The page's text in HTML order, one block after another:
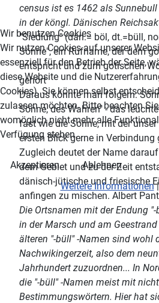
census ist es 1462 als
in der köngl. Dänischen
"Siedlung" (dan.= böl, dt.=büll,
Sönne", ein Rufname, der dem
entspricht und zum gotischen
gehört
Daraus könnte man folgern:
Sönne, des Wahren" - das
fast wie die Sonne, mit der
ersten Blick gerne in Verbindung
Zugleich deutet der Name
dem Gebiet und zu der Zeit
dänisch-jütische und friesische
anfingen zu mischen. Albert
Die Ortsnamen mit der Endung
in der Marsch und am
älteren "-büll" -Namen sind wohl
Nachwikingerzeit, also dem
Jahrhundert zuzuordnen... In
die "-büll" -Namen meist mit
Bestimmungswörtern. Hier hat
Wir benutzen Cookies
Wir nutzen Cookies auf unserer
essenziell für den Betrieb der Seite,
diese Website und die
Cookies). Sie können selbst
zulassen möchten. Bitte beachten
womöglich nicht mehr alle
Verfügung stehen.
Akzeptieren
Ablehnen
Weitere Informationen